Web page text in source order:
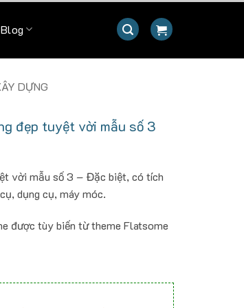
Blog
DỰNG
đẹp tuyệt vời mẫu số 3
vời mẫu số 3 – Đặc biệt, có tích
dụng cụ, máy móc.
được tùy biến từ theme Flatsome